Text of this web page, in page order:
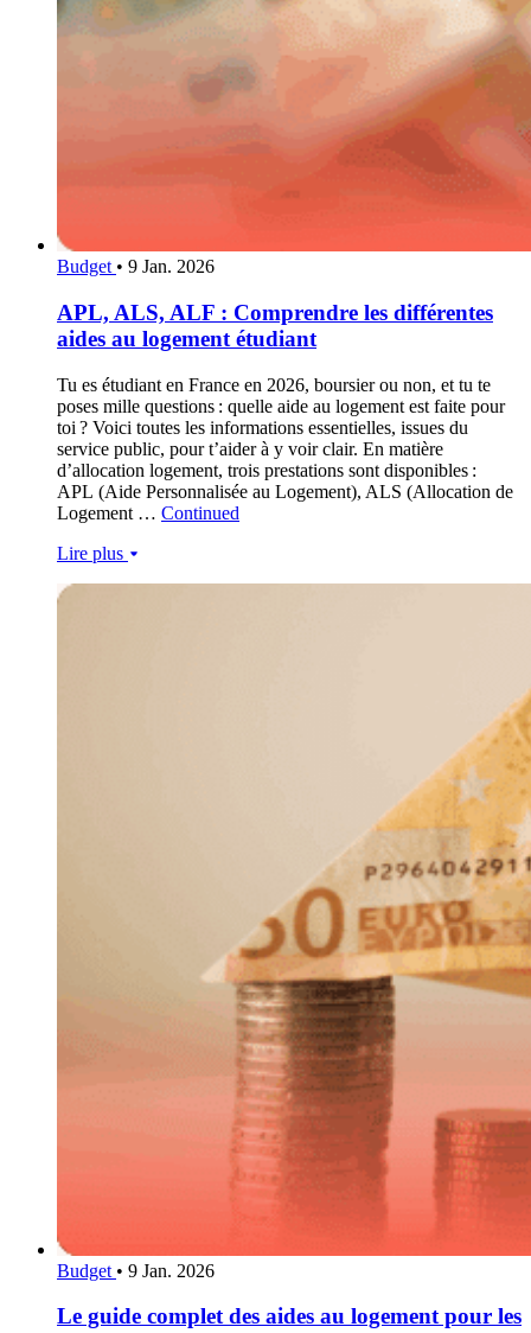
Budget • 9 Jan. 2026
APL, ALS, ALF : Comprendre les différentes
aides au logement étudiant
Tu es étudiant en France en 2026, boursier ou non, et tu te
poses mille questions : quelle aide au logement est faite pour
toi ? Voici toutes les informations essentielles, issues du
service public, pour t’aider à y voir clair. En matière
d’allocation logement, trois prestations sont disponibles :
APL (Aide Personnalisée au Logement), ALS (Allocation de
Logement … Continued
Lire plus
Budget • 9 Jan. 2026
Le guide complet des aides au logement pour les